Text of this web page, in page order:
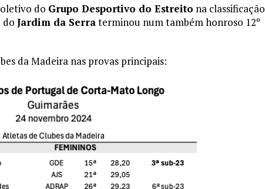
do Grupo Desportivo do Estreito na classificação
do Jardim da Serraterminou num também honroso 12º
da Madeira nas provas principais: